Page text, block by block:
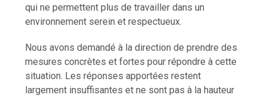
qui ne permettent plus de travailler dans un
environnement serein et respectueux.
Nous avons demandé à la direction de prendre des
mesures concrètes et fortes pour répondre à cette
situation. Les réponses apportées restent
largement insuffisantes et ne sont pas à la hauteur